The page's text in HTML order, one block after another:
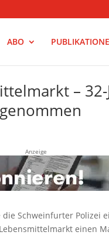
ABO
–
Anzeige
Schweinfurter Polizei
einen